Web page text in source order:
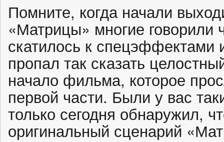
Помните, когда начали
«Матрицы» многие говорили
скатилось к спецэффектами
пропал так сказать
начало фильма, которое
первой части. Были у вас
только сегодня обнаружил,
оригинальный сценарий